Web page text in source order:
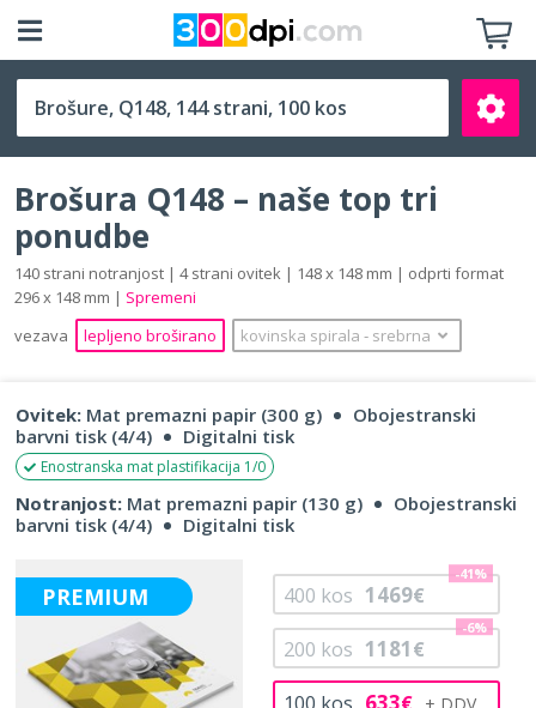
Q148 (148 x 148 mm)
Išči
Brošura Q148 – naše top tri
ponudbe
140 strani notranjost | 4 strani ovitek | 148 x 148 mm | odprti format
296 x 148 mm | Spremeni
vezava
lepljeno broširano kovinska spirala ‐ srebrna
Ovitek: Mat premazni papir (300 g)
Obojestranski
barvni tisk (4/4)
Digitalni tisk
Enostranska mat plastifikacija 1/0
Notranjost: Mat premazni papir (130 g)
Obojestranski
barvni tisk (4/4)
Digitalni tisk
PREMIUM
633
200 kos 1181€
-6%
400 kos 1469€
-41%